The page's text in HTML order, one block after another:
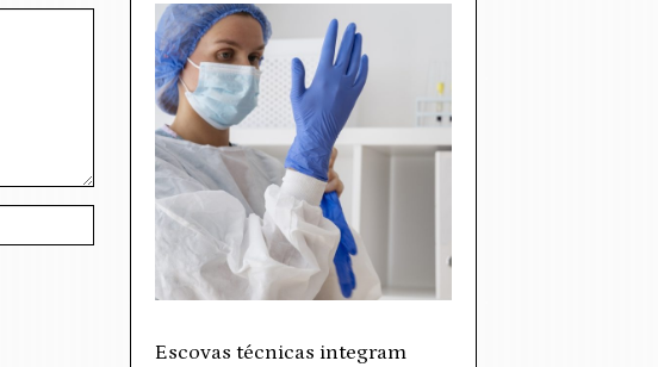
Escovas técnicas integram